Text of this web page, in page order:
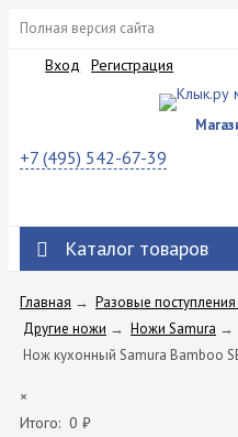
Полная версия сайта
Вход Регистрация
+7 (495) 542-67-39
Каталог товаров
Главная → Разовые
Другие ножи → Ножи Samura →
Нож кухонный Samura Bamboo
×
Итого: 0 ₽